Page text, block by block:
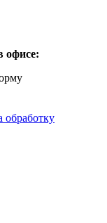
офисе:
обработку